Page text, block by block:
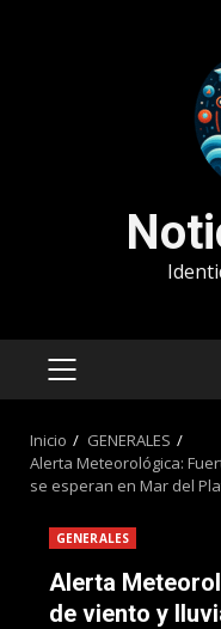
MENÚ
Inicio
GENERALES
Alerta Meteorológica:
se esperan en Mar del
GENERALES
Alerta
de viento y